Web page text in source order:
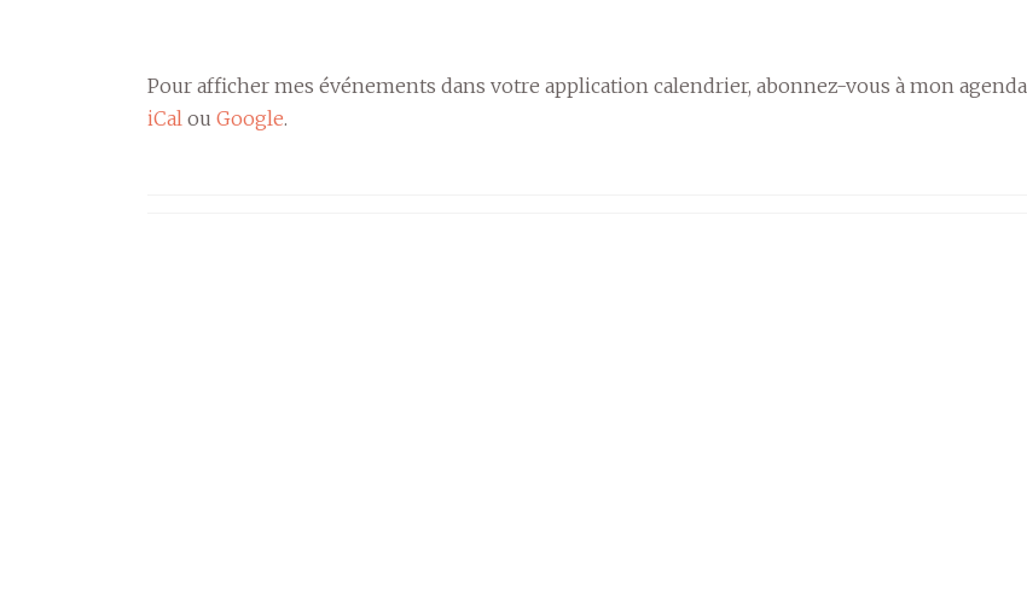
Pour afficher mes événements dans votre application calendrier, abonnez-vous à mon agenda
iCal ou Google.